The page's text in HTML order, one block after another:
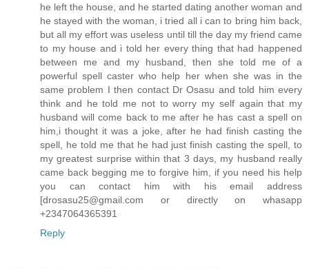
he left the house, and he started dating another woman and
he stayed with the woman, i tried all i can to bring him back,
but all my effort was useless until till the day my friend came
to my house and i told her every thing that had happened
between me and my husband, then she told me of a
powerful spell caster who help her when she was in the
same problem I then contact Dr Osasu and told him every
think and he told me not to worry my self again that my
husband will come back to me after he has cast a spell on
him,i thought it was a joke, after he had finish casting the
spell, he told me that he had just finish casting the spell, to
my greatest surprise within that 3 days, my husband really
came back begging me to forgive him, if you need his help
you can contact him with his email address
[drosasu25@gmail.com or directly on whasapp
+2347064365391
Reply